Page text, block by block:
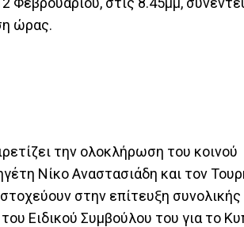
ώρας.
την ολοκλήρωση του κοινού
Νίκο Αναστασιάδη και τον
στην επίτευξη συνολικής
Ειδικού Συμβούλου του για το